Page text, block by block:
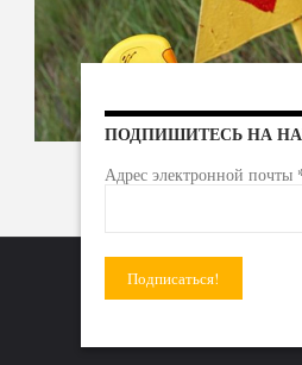
ПОДПИШИТЕСЬ НА
Адрес электронной почты